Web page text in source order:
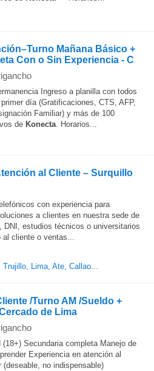
Mañana Básico +
Con o Sin Experiencia - C
Ingreso a planilla con todos
día (Gratificaciones, CTS, AFP,
Familiar) y más de 100
de Konecta. Horarios...
al Cliente – Surquillo
con experiencia para
a clientes en nuestra sede de
DNI, estudios técnicos o universitarios
cliente o ventas...
Lima, Ate, Callao...
/Turno AM /Sueldo +
de Lima
Secundaria completa Manejo de
Experiencia en atención al
no indispensable)